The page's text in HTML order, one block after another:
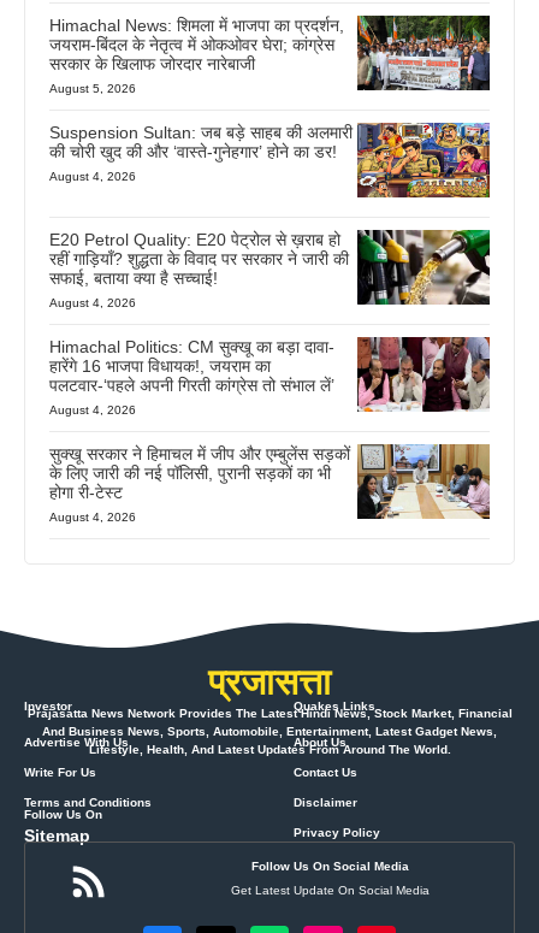
Himachal News: शिमला में भाजपा का प्रदर्शन,
जयराम-बिंदल के नेतृत्व में ओकओवर घेरा; कांग्रेस
सरकार के खिलाफ जोरदार नारेबाजी
August 5, 2026
Suspension Sultan: जब बड़े साहब की अलमारी
की चोरी खुद की और ‘वास्ते-गुनेहगार’ होने का डर!
August 4, 2026
E20 Petrol Quality: E20 पेट्रोल से ख़राब हो
रहीं गाड़ियाँ? शुद्धता के विवाद पर सरकार ने जारी की
सफाई, बताया क्या है सच्चाई!
August 4, 2026
Himachal Politics: CM सुक्खू का बड़ा दावा-
हारेंगे 16 भाजपा विधायक!, जयराम का
पलटवार-‘पहले अपनी गिरती कांग्रेस तो संभाल लें’
August 4, 2026
सुक्खू सरकार ने हिमाचल में जीप और एम्बुलेंस सड़कों
के लिए जारी की नई पॉलिसी, पुरानी सड़कों का भी
होगा री-टेस्ट
August 4, 2026
प्रजासत्ता
Prajasatta News Network Provides The Latest Hindi News, Stock Market, Financial
And Business News, Sports, Automobile, Entertainment, Latest Gadget News,
Lifestyle, Health, And Latest Updates From Around The World.
Investor
Advertise With Us
Write For Us
Terms and Conditions
Sitemap
Quakes Links
About Us
Contact Us
Disclaimer
Privacy Policy
Follow Us On
Follow Us On Social Media
Get Latest Update On Social Media